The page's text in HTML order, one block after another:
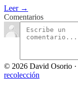
Leer →
Comentarios
© 2026 David Osorio ·
recolección